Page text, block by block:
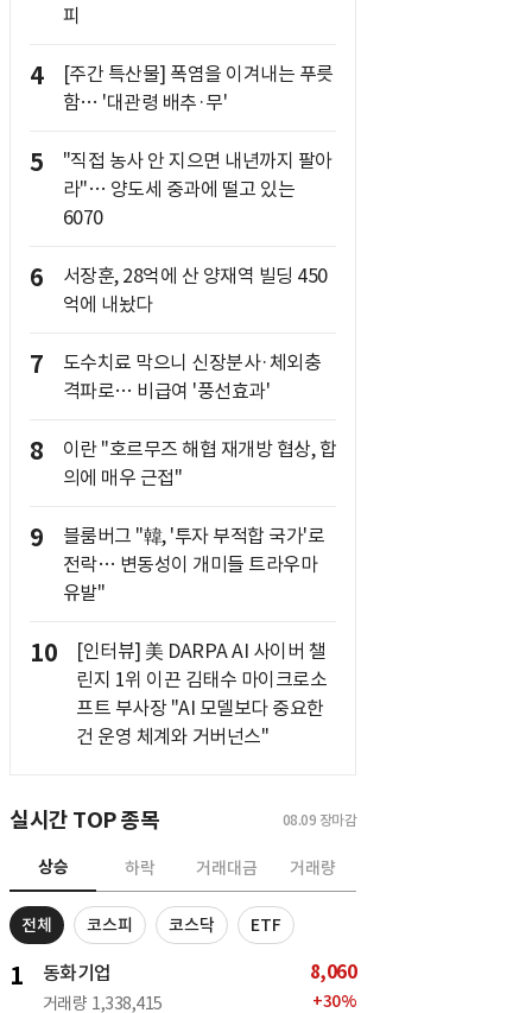
피
4
[주간 특산물] 폭염을 이겨내는 푸릇
함… '대관령 배추·무'
5
"직접 농사 안 지으면 내년까지 팔아
라"… 양도세 중과에 떨고 있는
6070
6
서장훈, 28억에 산 양재역 빌딩 450
억에 내놨다
7
도수치료 막으니 신장분사·체외충
격파로… 비급여 '풍선효과'
8
이란 "호르무즈 해협 재개방 협상, 합
의에 매우 근접"
9
블룸버그 "韓, '투자 부적합 국가'로
전락… 변동성이 개미들 트라우마
유발"
10
[인터뷰] 美 DARPA AI 사이버 챌
린지 1위 이끈 김태수 마이크로소
프트 부사장 "AI 모델보다 중요한
건 운영 체계와 거버넌스"
실시간 TOP 종목 08.09 장마감
상승 하락 거래대금 거래량
전체 코스피 코스닥 ETF
1 동화기업
거래량 1,338,415
8,060
+30%